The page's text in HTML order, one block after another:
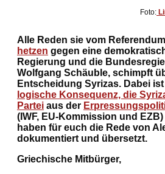
Foto:
Alle Reden sie vom
hetzen gegen eine
Regierung und die
Wolfgang Schäuble, schimpft
Entscheidung Syrizas. Dabei
logische Konsequenz, die
Partei aus der
(IWF, EU-Kommission und
haben für euch die Rede von
dokumentiert und übersetzt.
Griechische Mitbürger,